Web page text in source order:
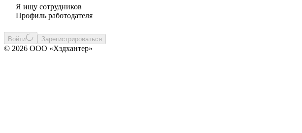
Я ищу сотрудников
Профиль работодателя
Войти Зарегистрироваться
© 2026 ООО «Хэдхантер»